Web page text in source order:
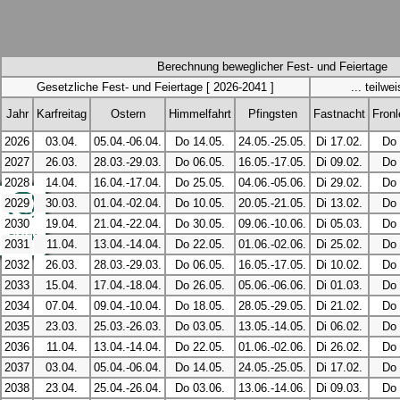
Berechnung beweglicher Fest- und Feiertage
Gesetzliche Fest- und Feiertage [ 2026-2041 ]
...
Jahr
Karfreitag Ostern Himmelfahrt Pfingsten Fastnacht
2026 03.04. 05.04.-06.04. Do 14.05. 24.05.-25.05. Di 17.02.
2027
26.03. 28.03.-29.03. Do 06.05. 16.05.-17.05. Di 09.02.
2028
14.04. 16.04.-17.04. Do 25.05. 04.06.-05.06. Di 29.02.
2029
30.03. 01.04.-02.04. Do 10.05. 20.05.-21.05. Di 13.02.
2030
19.04. 21.04.-22.04. Do 30.05. 09.06.-10.06. Di 05.03.
2031
11.04. 13.04.-14.04. Do 22.05. 01.06.-02.06. Di 25.02.
2032
26.03. 28.03.-29.03. Do 06.05. 16.05.-17.05. Di 10.02.
2033
15.04. 17.04.-18.04. Do 26.05. 05.06.-06.06. Di 01.03.
2034
07.04. 09.04.-10.04. Do 18.05. 28.05.-29.05. Di 21.02.
2035
23.03. 25.03.-26.03. Do 03.05. 13.05.-14.05. Di 06.02.
2036
11.04. 13.04.-14.04. Do 22.05. 01.06.-02.06. Di 26.02.
2037
03.04. 05.04.-06.04. Do 14.05. 24.05.-25.05. Di 17.02.
2038
23.04. 25.04.-26.04. Do 03.06. 13.06.-14.06. Di 09.03.